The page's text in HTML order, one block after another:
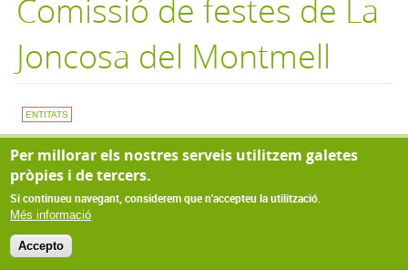
Comissió de festes de La
Joncosa del Montmell
ENTITATS
A la espera de recepció de dades.
© Copyright 2022
Per millorar els nostres serveis utilitzem galetes
pròpies i de tercers.
Si continueu navegant, considerem que n'accepteu la utilització.
Més informació
Accepto